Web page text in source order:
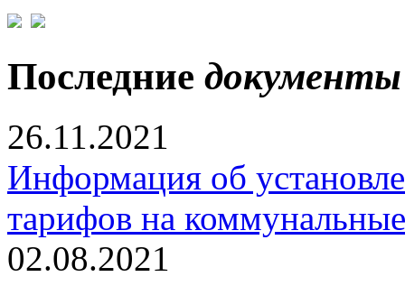
Последние документы
26.11.2021
Информация об
тарифов на
02.08.2021